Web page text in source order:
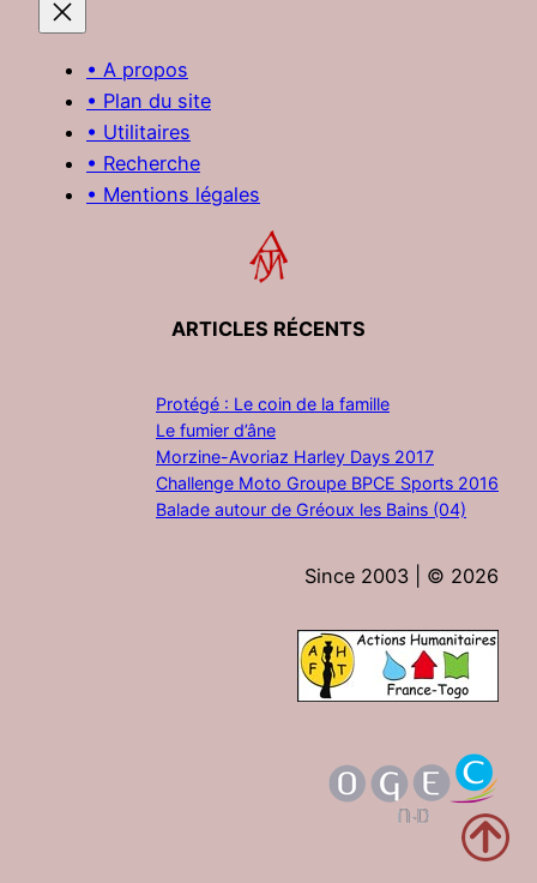
• A propos
• Plan du site
• Utilitaires
• Recherche
• Mentions légales
ARTICLES RÉCENTS
Protégé : Le coin de la famille
Le fumier d’âne
Morzine-Avoriaz Harley Days 2017
Challenge Moto Groupe BPCE Sports 2016
Balade autour de Gréoux les Bains (04)
Since 2003 | © 2026